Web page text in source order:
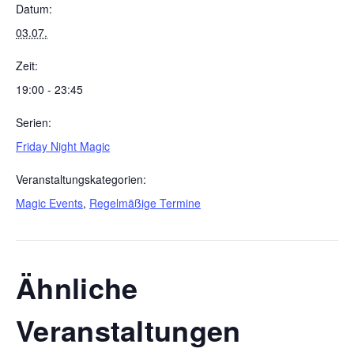
Datum:
03.07.
Zeit:
19:00 - 23:45
Serien:
Friday Night Magic
Veranstaltungskategorien:
Magic Events, Regelmäßige Termine
Ähnliche
Veranstaltungen